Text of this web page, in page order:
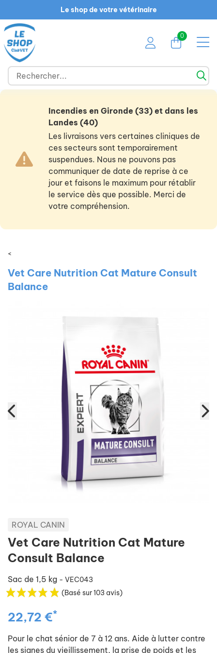
Le shop de votre vétérinaire
0
Incendies en Gironde (33) et dans les
Landes (40)
Les livraisons vers certaines cliniques de
ces secteurs sont temporairement
suspendues. Nous ne pouvons pas
communiquer de date de reprise à ce
jour et faisons le maximum pour rétablir
le service dès que possible. Merci de
votre compréhension.
<
Vet Care Nutrition Cat Mature Consult
Balance
ROYAL CANIN
Vet Care Nutrition Cat Mature
Consult Balance
Sac de 1,5 kg - VEC043
(Basé sur 103 avis)
22,72 €*
Pour le chat sénior de 7 à 12 ans. Aide à lutter contre
les signes du vieillissement, la prise de poids et les